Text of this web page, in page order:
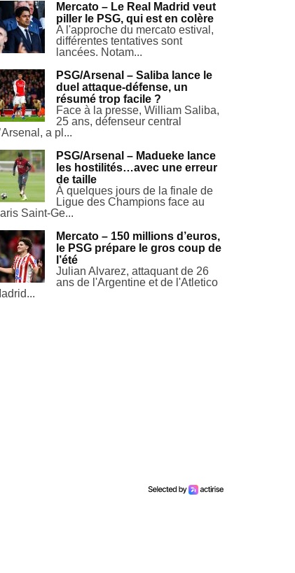
Mercato – Le Real Madrid veut
piller le PSG, qui est en colère
A l'approche du mercato estival,
différentes tentatives sont
lancées. Notam...
PSG/Arsenal – Saliba lance le
duel attaque-défense, un
résumé trop facile ?
Face à la presse, William Saliba,
25 ans, défenseur central
a pl...
PSG/Arsenal – Madueke lance
les hostilités…avec une erreur
de taille
À quelques jours de la finale de
Ligue des Champions face au
Saint-Ge...
Mercato – 150 millions d’euros,
le PSG prépare le gros coup de
l’été
Julian Alvarez, attaquant de 26
ans de l'Argentine et de l'Atletico